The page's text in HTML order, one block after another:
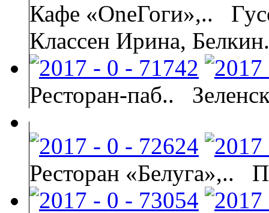
Кафе «OneГоги»,..
Классен Ирина,
Ресторан-паб..
Ресторан «Белуга»,..